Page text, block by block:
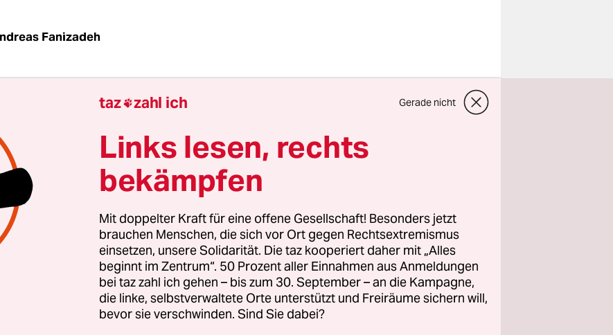
Fanizadeh
stammte aus einer angesehenen und wohlhabenden
1886 als Alice Mayer geboren, erlebte sie den
österreichischen Doppelmonarchie. Ihr Vater Sigmund
sich vor dem Ersten Weltkrieg (1914–18) Rededuelle mit
Karl Lueger, Wiens Bürgermeister von 1897 bis 1910.
auch Schriften zu seiner Biografie („Ein jüdischer
und zur Sozialgeschichte („Die Wiener Juden
in Sachen Habgier,
– und Widerstand
taz zahl ich Gerade nicht
Links lesen, rechts
bekämpfen
Mit doppelter Kraft für eine offene Gesellschaft! Besonders jetzt
brauchen Menschen, die sich vor Ort gegen Rechtsextremismus
einsetzen, unsere Solidarität. Die taz kooperiert daher mit „Alles
beginnt im Zentrum“. 50 Prozent aller Einnahmen aus Anmeldungen
bei taz zahl ich gehen – bis zum 30. September – an die Kampagne,
die linke, selbstverwaltete Orte unterstützt und Freiräume sichern will,
bevor sie verschwinden. Sind Sie dabei?